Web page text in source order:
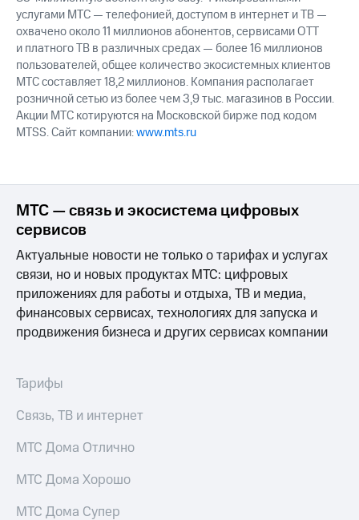
услугами МТС — телефонией, доступом в интернет и ТВ —
охвачено около 11 миллионов абонентов, сервисами OTT
и платного ТВ в различных средах — более 16 миллионов
пользователей, общее количество экосистемных клиентов
МТС составляет 18,2 миллионов. Компания располагает
розничной сетью из более чем 3,9 тыс. магазинов в России.
Акции МТС котируются на Московской бирже под кодом
MTSS. Сайт компании:www.mts.ru
МТС — связь и экосистема цифровых
сервисов
Актуальные новости не только о тарифах и услугах
связи, но и новых продуктах МТС: цифровых
приложениях для работы и отдыха, ТВ и медиа,
финансовых сервисах, технологиях для запуска и
продвижения бизнеса и других сервисах компании
Тарифы
Связь, ТВ и интернет
МТС Дома Отлично
МТС Дома Хорошо
МТС Дома Супер